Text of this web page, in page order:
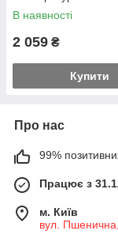
В наявності
2 059 ₴
Купити
Про нас
99%
Працює з
м. Київ
вул.